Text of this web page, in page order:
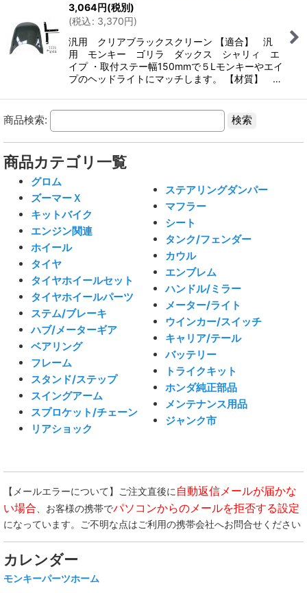
3,064円(税別)
(税込: 3,370円)
汎用 クリアブラックスクリーン 【適合】 汎
用 モンキー ゴリラ ダックス シャリィ エ
イプ ・取付ステー幅150mmで５Lモンキーやエイ
プのヘッドライトにマッチします。 【材質】 …
商品検索:
商品カテゴリ一覧
グロム
ズーマーＸ
キットバイク
エンジン関連
ホイール
タイヤ
タイヤホイールセット
タイヤホイールパーツ
ステム/ブレーキ
ハブ/メーターギア
ベアリング
フレーム
スタンド/ステップ
スイングアーム
スプロケット/チェーン
リアショック
ステアリングダンパー
マフラー
シート
タンク/フェンダー
カウル
エンブレム
ハンドル/ミラー
メーター/ライト
ウインカー/スイッチ
キャリア/テール
バッテリー
トライクキット
ホンダ純正部品
メンテナンス用品
ジャンク市
【メールエラーについて】ご注文直後に 自動返信メールが届かな
い場合 、お客様の携帯でパソコンからのメールを拒否する設定
になっています。ご不明な点はご利用の携帯会社へお問合せください
カレンダー
モンキーパーツホーム